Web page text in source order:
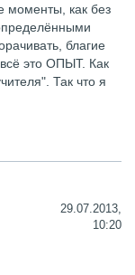
моменты, как без
благие
это ОПЫТ. Как
Так что я
29.07.2013,
10:20